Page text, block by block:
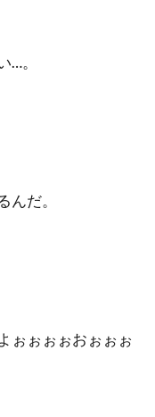
…。
だ。
ぉぉぉぉおぉぉぉ